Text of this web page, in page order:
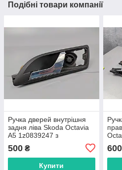
Подібні товари компанії
Ручка дверей внутрішня
задня ліва Skoda Octavia
A5 1z0839247 з
500 ₴
Купити
600